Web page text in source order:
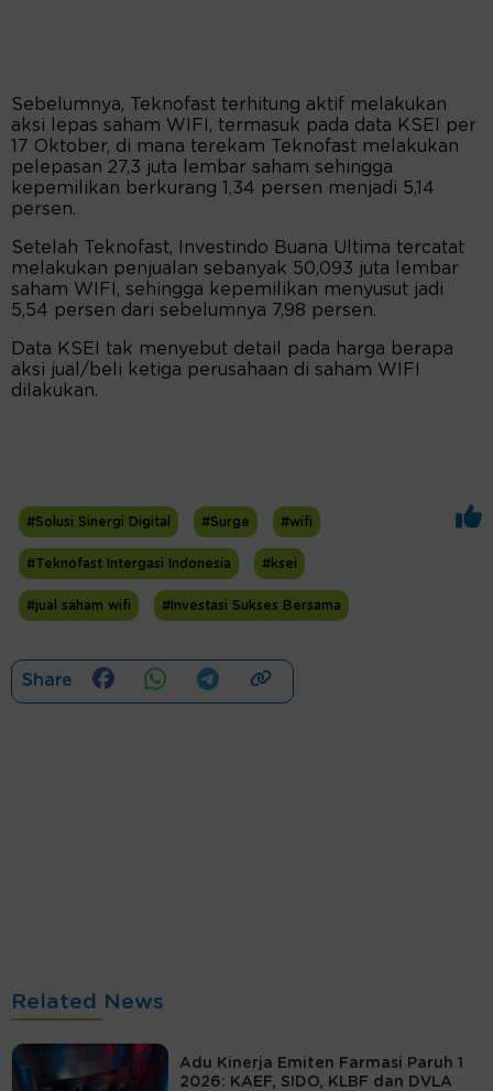
Sebelumnya, Teknofast terhitung aktif melakukan
aksi lepas saham WIFI, termasuk pada data KSEI per
17 Oktober, di mana terekam Teknofast melakukan
pelepasan 27,3 juta lembar saham sehingga
kepemilikan berkurang 1,34 persen menjadi 5,14
persen.
Setelah Teknofast, Investindo Buana Ultima tercatat
melakukan penjualan sebanyak 50,093 juta lembar
saham WIFI, sehingga kepemilikan menyusut jadi
5,54 persen dari sebelumnya 7,98 persen.
Data KSEI tak menyebut detail pada harga berapa
aksi jual/beli ketiga perusahaan di saham WIFI
dilakukan.
#Solusi Sinergi Digital #Surge #wifi
#Teknofast Intergasi Indonesia #ksei
#jual saham wifi #Investasi Sukses Bersama
Share
Related News
Adu Kinerja Emiten Farmasi Paruh 1
2026: KAEF, SIDO, KLBF dan DVLA